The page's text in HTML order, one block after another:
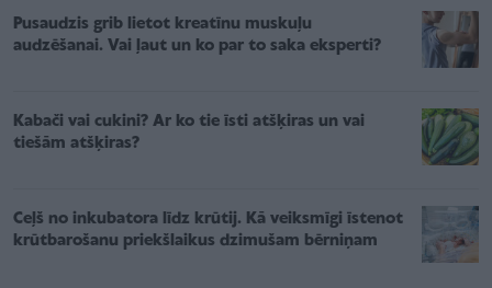
Pusaudzis grib lietot kreatīnu muskuļu
audzēšanai. Vai ļaut un ko par to saka eksperti?
Kabači vai cukini? Ar ko tie īsti atšķiras un vai
tiešām atšķiras?
Ceļš no inkubatora līdz krūtij. Kā veiksmīgi īstenot
krūtbarošanu priekšlaikus dzimušam bērniņam